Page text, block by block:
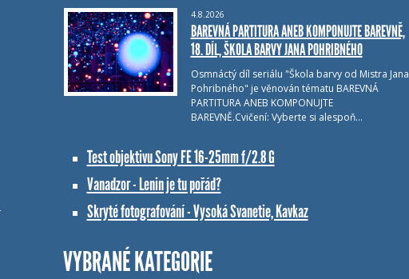
4.8.2026
BAREVNÁ PARTITURA ANEB KOMPONUJTE BAREVNĚ,
18. DÍL, ŠKOLA BARVY JANA POHRIBNÉHO
Osmnáctý díl seriálu "Škola barvy od Mistra Jana
Pohribného" je věnován tématu BAREVNÁ
PARTITURA ANEB KOMPONUJTE
BAREVNĚ.Cvičení: Vyberte si alespoň…
Test objektivu Sony FE 16-25mm f/2.8 G
Vanadzor - Lenin je tu pořád?
Skryté fotografování - Vysoká Svanetie, Kavkaz
VYBRANÉ KATEGORIE